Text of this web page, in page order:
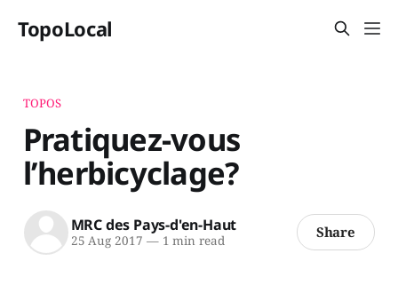
TopoLocal
TOPOS
Pratiquez-vous
l’herbicyclage?
MRC des Pays-d'en-Haut
25 Aug 2017 —1 min read Share